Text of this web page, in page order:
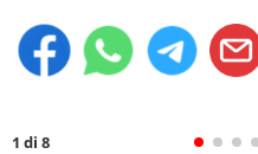
1 di 8